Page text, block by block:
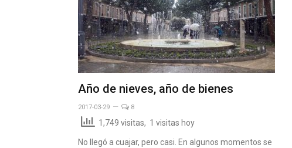
Año de nieves, año de bienes
2017-03-29 8
1,749 visitas, 1 visitas hoy
No llegó a cuajar, pero casi. En algunos momentos se